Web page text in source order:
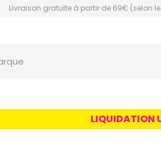
Livraison gratuite à partir de 69€ (selon
LIQUIDATION